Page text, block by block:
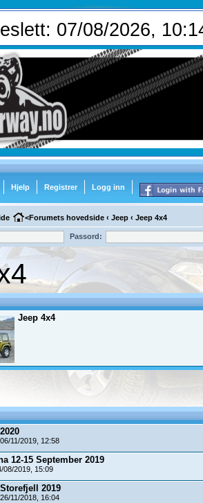
07/08/2026,
Hjelp Registrer Logg inn
<Forumets hovedside ‹ Jeep ‹ Jeep 4x4
Passord:
Jeep 4x4
11/2019, 12:58
12-15 September 2019
08/2019, 15:09
2019
11/2018, 16:04